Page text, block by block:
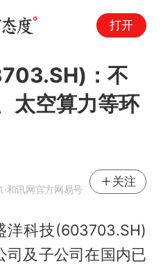
打开
：不
太空算力等环
·和讯网官方网易号
关注
洋科技(603703.SH)
司及子公司在国内已